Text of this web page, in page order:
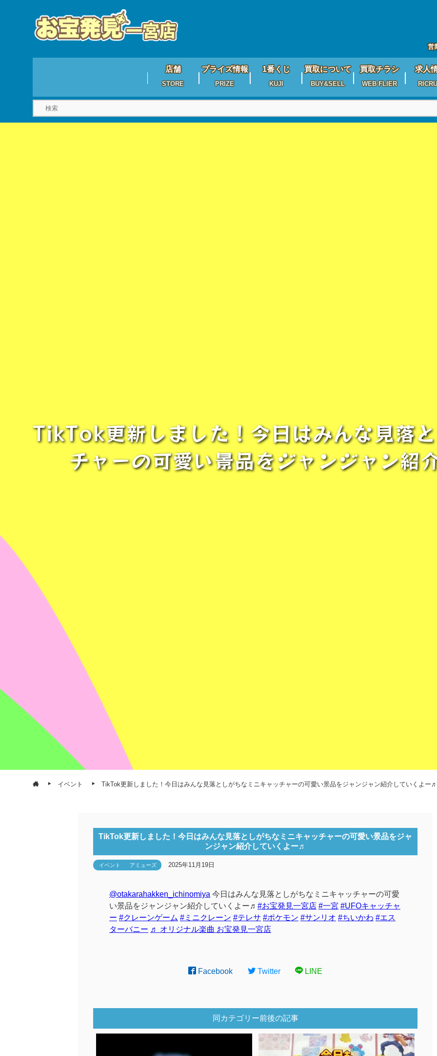
営
店舗
STORE
プライズ情報
PRIZE
1番くじ
KUJI
買取について
BUY&SELL
買取チラシ
WEB FLIER
求人
TikTok更新しました！今日はみんな見落
チャーの可愛い景品をジャンジャン紹
イベント TikTok更新しました！今日はみんな見落としがちなミニキャッチャーの可愛い景品をジャンジャン紹介していくよー
TikTok更新しました！今日はみんな見落としがちなミニキャッチャーの可愛い景品をジャ
ンジャン紹介していくよー♬
イベント アミューズ 2025年11月19日
@otakarahakken_ichinomiya 今日はみんな見落としがちなミニキャッチャーの可愛
い景品をジャンジャン紹介していくよー♬ #お宝発見一宮店 #一宮 #UFOキャッチャ
ー #クレーンゲーム #ミニクレーン #テレサ #ポケモン #サンリオ #ちいかわ #エス
ターバニー ♬ オリジナル楽曲 お宝発見一宮店
Facebook Twitter LINE
同カテゴリー前後の記事